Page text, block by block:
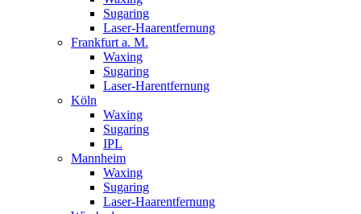
Sugaring
Laser-Haarentfernung
Frankfurt a. M.
Waxing
Sugaring
Laser-Harentfernung
Köln
Waxing
Sugaring
IPL
Mannheim
Waxing
Sugaring
Laser-Haarentfernung